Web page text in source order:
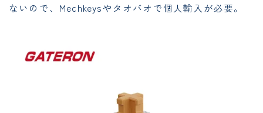
ないので、Mechkeysやタオバオで個人輸入が必要。